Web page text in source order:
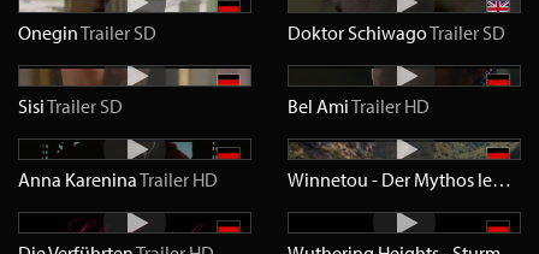
OneginTrailer SD Doktor SchiwagoTrailer SD
SisiTrailer SD Bel AmiTrailer HD
Anna KareninaTrailer HD Winnetou - Der Mythos lebt